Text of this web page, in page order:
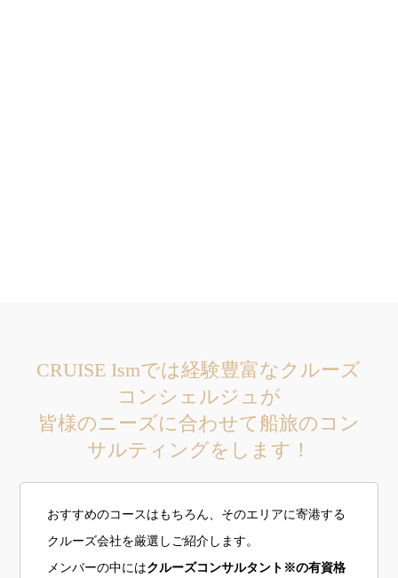
CRUISE Ismでは経験豊富なクルーズ
コンシェルジュが
皆様のニーズに合わせて船旅のコン
サルティングをします！
おすすめのコースはもちろん、そのエリアに寄港する
クルーズ会社を厳選しご紹介します。
メンバーの中にはクルーズコンサルタント※の有資格